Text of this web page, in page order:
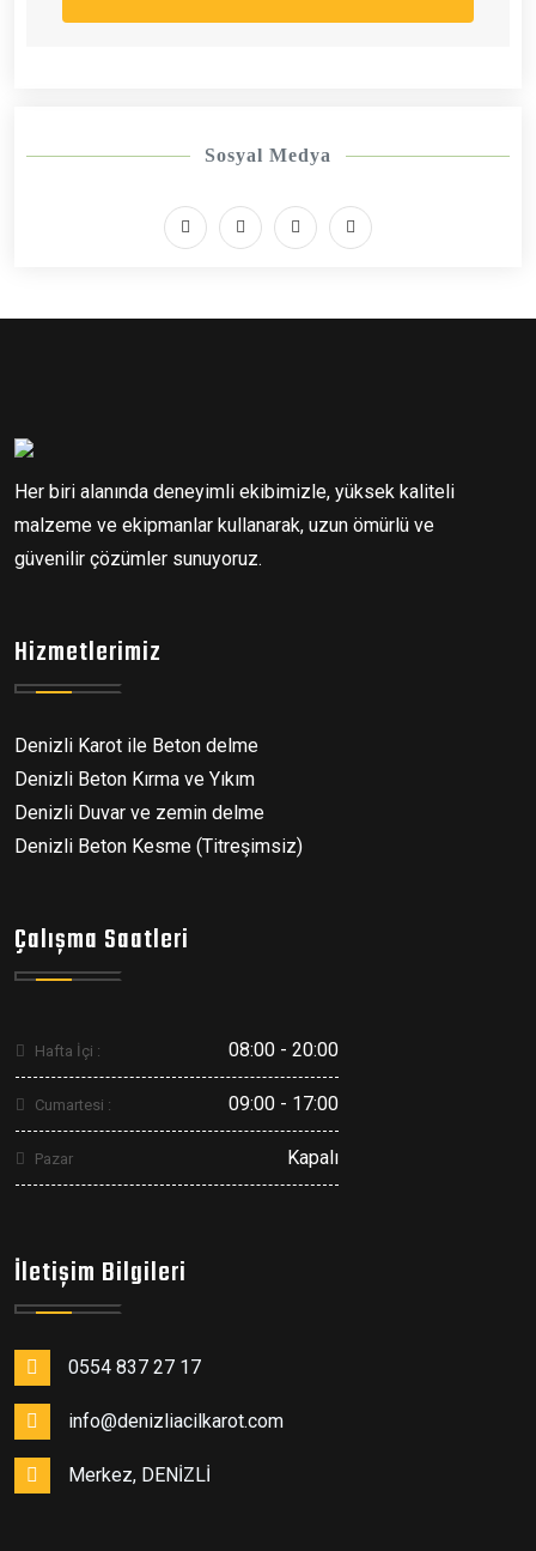
Sosyal Medya
Her biri alanında deneyimli ekibimizle, yüksek kaliteli
malzeme ve ekipmanlar kullanarak, uzun ömürlü ve
güvenilir çözümler sunuyoruz.
Hizmetlerimiz
Denizli Karot ile Beton delme
Denizli Beton Kırma ve Yıkım
Denizli Duvar ve zemin delme
Denizli Beton Kesme (Titreşimsiz)
Çalışma Saatleri
Hafta İçi : 08:00 - 20:00
Cumartesi : 09:00 - 17:00
Pazar Kapalı
İletişim Bilgileri
0554 837 27 17
info@denizliacilkarot.com
Merkez, DENİZLİ